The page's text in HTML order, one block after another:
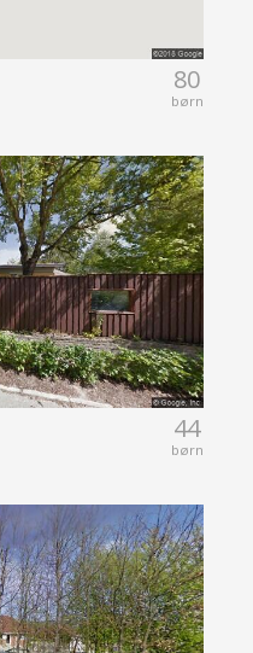
80
børn
44
børn